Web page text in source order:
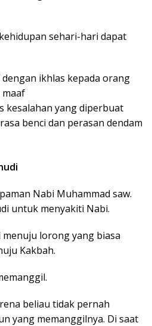
sehari-hari dapat
ikhlas kepada orang
maaf
kesalahan yang diperbuat
benci dan perasan dendam
Nabi Muhammad saw.
untuk menyakiti Nabi.
lorong yang biasa
Kakbah.
beliau tidak pernah
yang memanggilnya. Di saat